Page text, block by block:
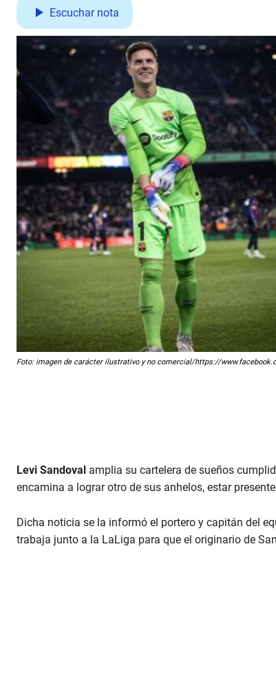
Escuchar nota
Foto: imagen de carácter ilustrativo y no comercial/https://
Levi Sandoval amplia su cartelera de sueños
encamina a lograr otro de sus anhelos, estar
Dicha noticia se la informó el portero y capitán del
trabaja junto a la LaLiga para que el originario de